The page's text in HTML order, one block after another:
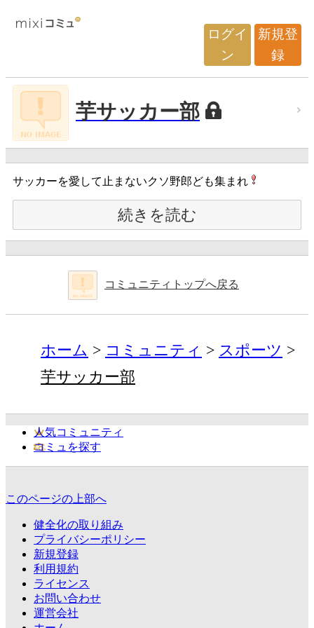
ログイ
ン
新規登
録
芋サッカー部
サッカーを愛して止まないクソ野郎ども集まれ
続きを読む
コミュニティトップへ戻る
ホーム コミュニティ
スポーツ
芋サッカー部
人気コミュニティ
コミュを探す
このページの上部へ
健全化の取り組み
プライバシーポリシー
新規登録
利用規約
ライセンス
お問い合わせ
運営会社